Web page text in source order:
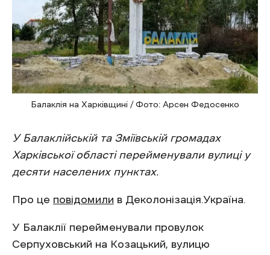
Балаклія на Харківщині / Фото: Арсен Федосенко
У Балаклійській та Зміївській громадах
Харківської області перейменували вулиці у
десяти населених пунктах.
Про це повідомили в Деколонізація.Україна.
У Балаклії перейменували провулок
Серпуховський на Козацький, вулицю